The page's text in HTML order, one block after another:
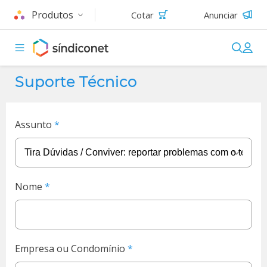
Produtos Cotar Anunciar
Suporte Técnico
Assunto
Nome
Empresa ou Condomínio